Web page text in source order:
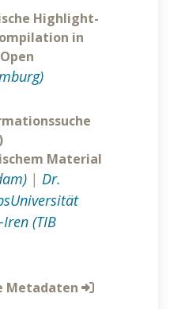
Highlight-
in
Material
| Dr.
(TIB
Metadaten